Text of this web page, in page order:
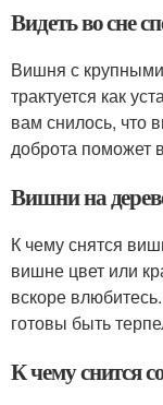
Видеть во сне
Вишня с
трактуется как
вам снилось, что
доброта поможет
Вишни на
К чему снятся
вишне цвет или
вскоре
готовы быть
К чему снится